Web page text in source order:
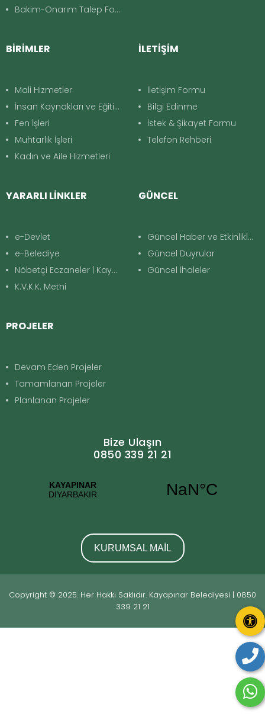
Bakim-Onarım Talep Formu
BİRİMLER
Mali Hizmetler
İnsan Kaynakları ve Eğitim
Fen İşleri
Muhtarlık İşleri
Kadın ve Aile Hizmetleri
İLETİŞİM
İletişim Formu
Bilgi Edinme
İstek & Şikayet Formu
Telefon Rehberi
YARARLI LİNKLER
e-Devlet
e-Belediye
Nöbetçi Eczaneler | Kayapınar
K.V.K.K. Metni
GÜNCEL
Güncel Haber ve Etkinlikler
Güncel Duyrular
Güncel İhaleler
PROJELER
Devam Eden Projeler
Tamamlanan Projeler
Planlanan Projeler
Bize Ulaşın
0850 339 21 21
KURUMSAL MAİL
Copyright © 2025. Her Hakkı Saklıdır. Kayapınar Belediyesi | 0850
339 21 21